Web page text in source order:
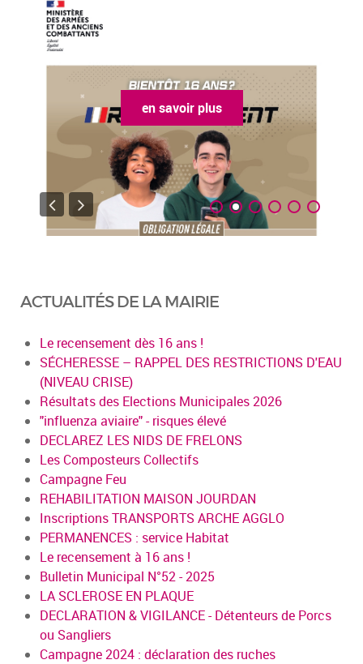
en savoir plus
ACTUALITÉS DE LA MAIRIE
Le recensement dès 16 ans !
SÉCHERESSE – RAPPEL DES RESTRICTIONS D'EAU
(NIVEAU CRISE)
Résultats des Elections Municipales 2026
"influenza aviaire" - risques élevé
DECLAREZ LES NIDS DE FRELONS
Les Composteurs Collectifs
Campagne Feu
REHABILITATION MAISON JOURDAN
Inscriptions TRANSPORTS ARCHE AGGLO
PERMANENCES : service Habitat
Le recensement à 16 ans !
Bulletin Municipal N°52 - 2025
LA SCLEROSE EN PLAQUE
DECLARATION & VIGILANCE - Détenteurs de Porcs
ou Sangliers
Campagne 2024 : déclaration des ruches